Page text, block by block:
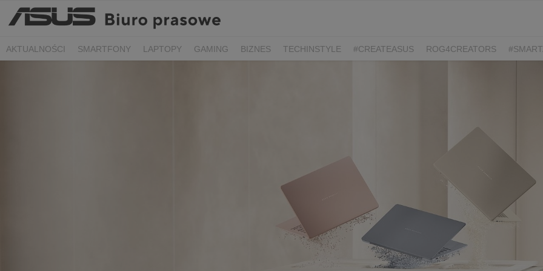
AKTUALNOŚCI SMARTFONY LAPTOPY GAMING BIZNES TECHINSTYLE #CREATEASUS ROG4CREATORS